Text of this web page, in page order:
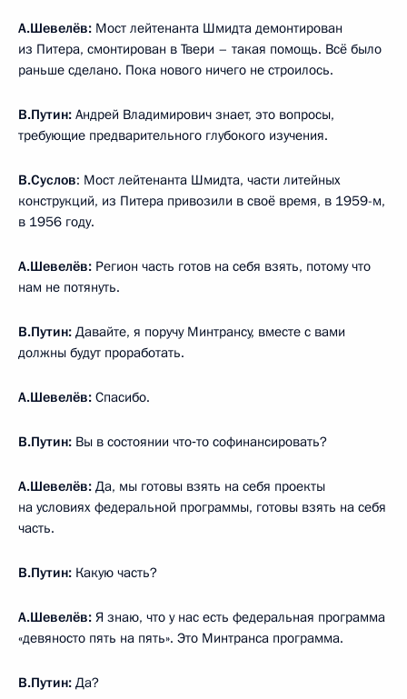
А.Шевелёв: Мост лейтенанта Шмидта демонтирован
из Питера, смонтирован в Твери – такая помощь. Всё было
раньше сделано. Пока нового ничего не строилось.
В.Путин: Андрей Владимирович знает, это вопросы,
требующие предварительного глубокого изучения.
В.Суслов: Мост лейтенанта Шмидта, части литейных
конструкций, из Питера привозили в своё время, в 1959-м,
в 1956 году.
А.Шевелёв: Регион часть готов на себя взять, потому что
нам не потянуть.
В.Путин: Давайте, я поручу Минтрансу, вместе с вами
должны будут проработать.
А.Шевелёв: Спасибо.
В.Путин: Вы в состоянии что‑то софинансировать?
А.Шевелёв: Да, мы готовы взять на себя проекты
на условиях федеральной программы, готовы взять на себя
часть.
В.Путин: Какую часть?
А.Шевелёв: Я знаю, что у нас есть федеральная программа
«девяносто пять на пять». Это Минтранса программа.
В.Путин: Да?